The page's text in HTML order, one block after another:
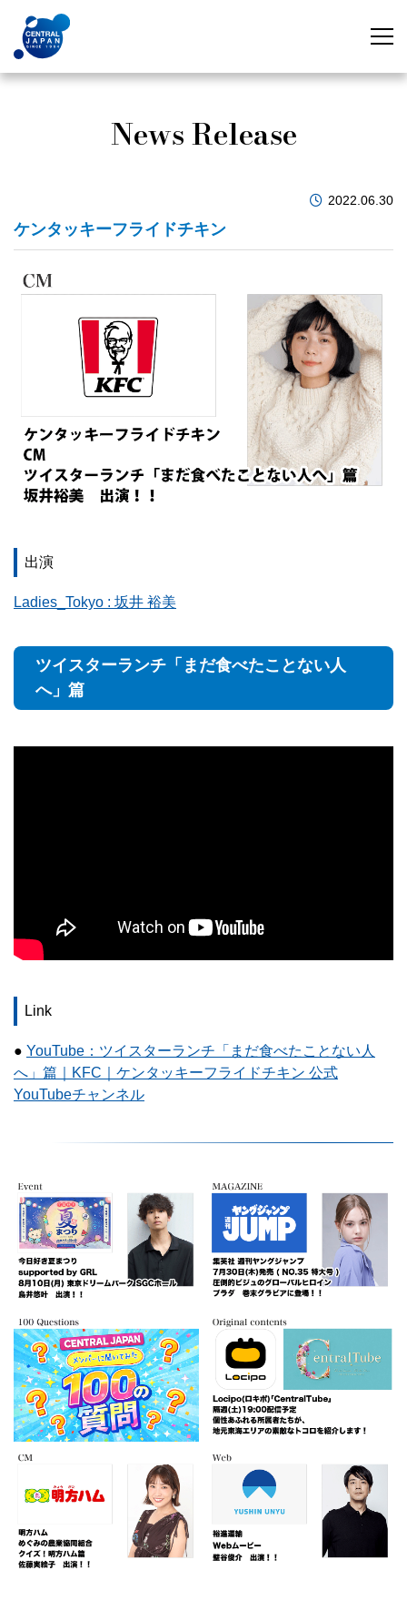
News Release
2022.06.30
ケンタッキーフライドチキン
出演
Ladies_Tokyo : 坂井 裕美
ツイスターランチ「まだ食べたことない人
へ」篇
Link
● YouTube：ツイスターランチ「まだ食べたことない人
へ」篇｜KFC｜ケンタッキーフライドチキン 公式
YouTubeチャンネル